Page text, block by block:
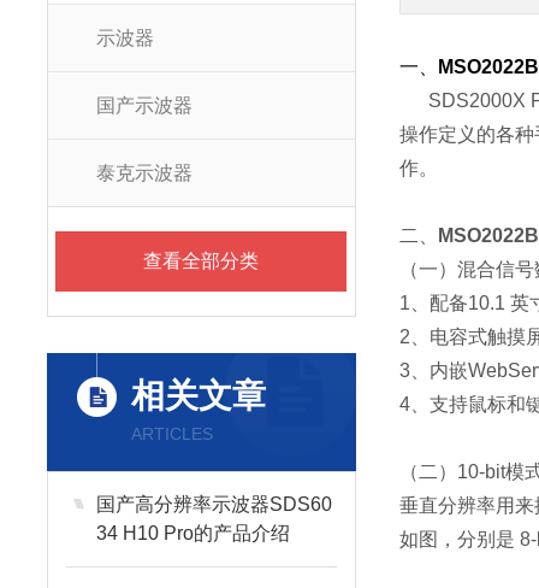
示波器
国产示波器
泰克示波器
查看全部分类
相关文章
ARTICLES
国产高分辨率示波器SDS60
34 H10 Pro的产品介绍
一、
SDS2000X
操作定义的各
作。
二、
（一）混合信
1、配备10.1 英
2、电容式触摸
3、内嵌
4、支持鼠标和
（二）10-bit模
垂直分辨率用
如图，分别是